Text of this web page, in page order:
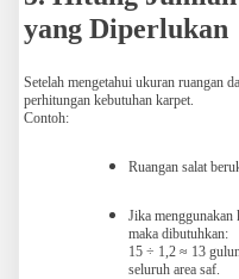
yang Diperlukan
Setelah mengetahui ukuran ruangan
perhitungan kebutuhan karpet.
Contoh:
Ruangan salat
Jika menggunakan
maka dibutuhkan:
15 ÷ 1,2 ≈ 13
seluruh area saf.